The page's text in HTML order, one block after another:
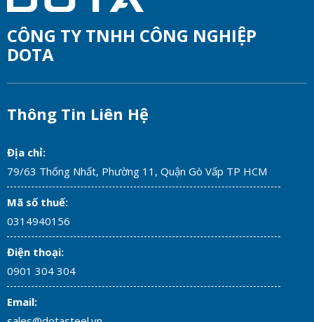
CÔNG TY TNHH CÔNG NGHIỆP
DOTA
Thông Tin Liên Hệ
Địa chỉ:
79/63 Thống Nhất, Phường 11, Quận Gò Vấp TP HCM
Mã số thuế:
0314940156
Điện thoại:
0901 304 304
Email: